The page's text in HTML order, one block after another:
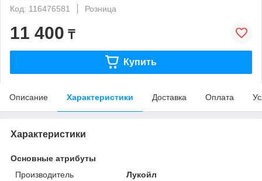
Код: 116476581
Розница
11 400 ₸
Купить
Описание Характеристики Доставка Оплата
Характеристики
Основные атрибуты
Производитель
Лукойл